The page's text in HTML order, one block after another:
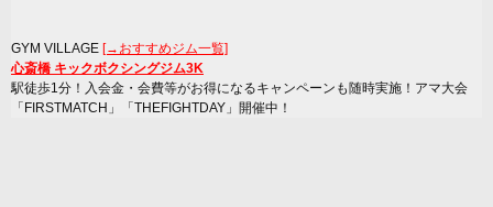
GYM VILLAGE [→おすすめジム一覧]
心斎橋 キックボクシングジム3K
駅徒歩1分！入会金・会費等がお得になるキャンペーンも随時実施！アマ大会
「FIRSTMATCH」「THEFIGHTDAY」開催中！